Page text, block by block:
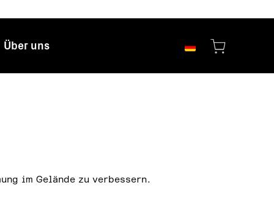
Über uns
im Gelände zu verbessern.